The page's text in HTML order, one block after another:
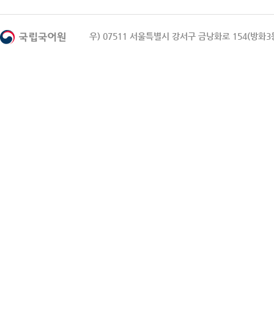
우) 07511 서울특별시 강서구 금낭화로 154(방화3